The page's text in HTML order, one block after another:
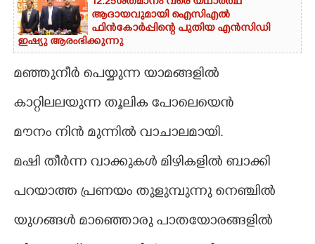
CARTOONS
LITERATURE
ZOOM
12.25ശതമാനം വരെ യഥാർത്ഥ
ആദായവുമായി ഐസിഎൽ
ഫിൻകോർപ്പിന്റെ പുതിയ എൻസിഡി
ഇഷ്യു ആരംഭിക്കുന്നു
മഞ്ഞുനീർ പെയ്യുന്ന യാമങ്ങളിൽ
കാറ്റിലലയുന്ന തൂലിക പോലെയെൻ
മൗനം നിൻ മുന്നിൽ വാചാലമായി.
മഷി തീർന്ന വാക്കുകൾ മിഴികളിൽ ബാക്കി
പറയാത്ത പ്രണയം തുളുമ്പുന്നു നെഞ്ചിൽ
യുഗങ്ങൾ മാഞ്ഞൊരു പാതയോരങ്ങളിൽ